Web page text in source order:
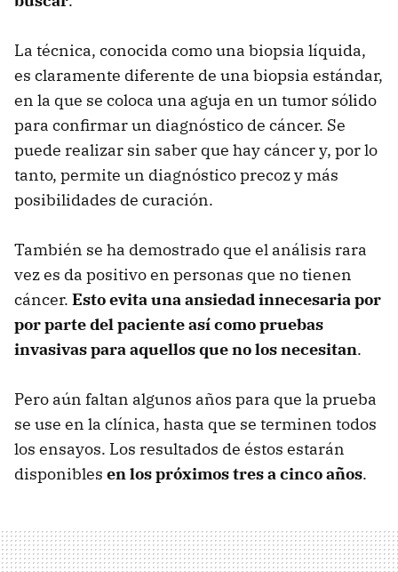
La técnica, conocida como una biopsia líquida,
es claramente diferente de una biopsia estándar,
en la que se coloca una aguja en un tumor sólido
para confirmar un diagnóstico de cáncer. Se
puede realizar sin saber que hay cáncer y, por lo
tanto, permite un diagnóstico precoz y más
posibilidades de curación.
También se ha demostrado que el análisis rara
vez es da positivo en personas que no tienen
cáncer. Esto evita una ansiedad innecesaria por
por parte del paciente así como pruebas
invasivas para aquellos que no los necesitan.
Pero aún faltan algunos años para que la prueba
se use en la clínica, hasta que se terminen todos
los ensayos. Los resultados de éstos estarán
disponibles en los próximos tres a cinco años.